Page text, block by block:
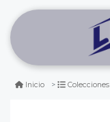
Inicio Colecciones